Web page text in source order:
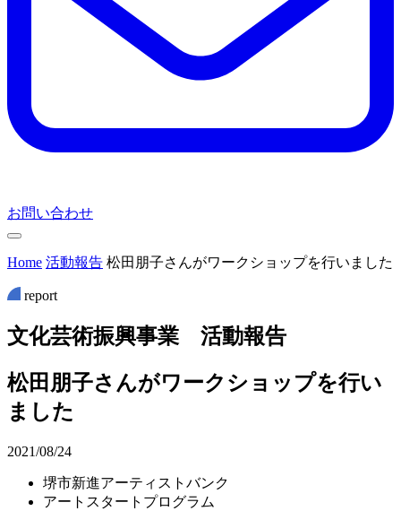
お問い合わせ
Home 活動報告 松田朋子さんがワークショップを行いました
report
文化芸術振興事業 活動報告
松田朋子さんがワークショップを行い
ました
2021/08/24
堺市新進アーティストバンク
アートスタートプログラム